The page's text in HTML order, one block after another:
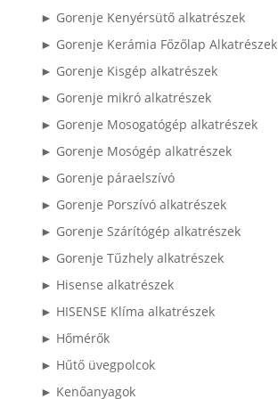
► Gorenje Kenyérsütő alkatrészek
► Gorenje Kerámia Főzőlap Alkatrészek
► Gorenje Kisgép alkatrészek
► Gorenje mikró alkatrészek
► Gorenje Mosogatógép alkatrészek
► Gorenje Mosógép alkatrészek
► Gorenje páraelszívó
► Gorenje Porszívó alkatrészek
► Gorenje Szárítógép alkatrészek
► Gorenje Tűzhely alkatrészek
► Hisense alkatrészek
► HISENSE Klíma alkatrészek
► Hőmérők
► Hűtő üvegpolcok
► Kenőanyagok